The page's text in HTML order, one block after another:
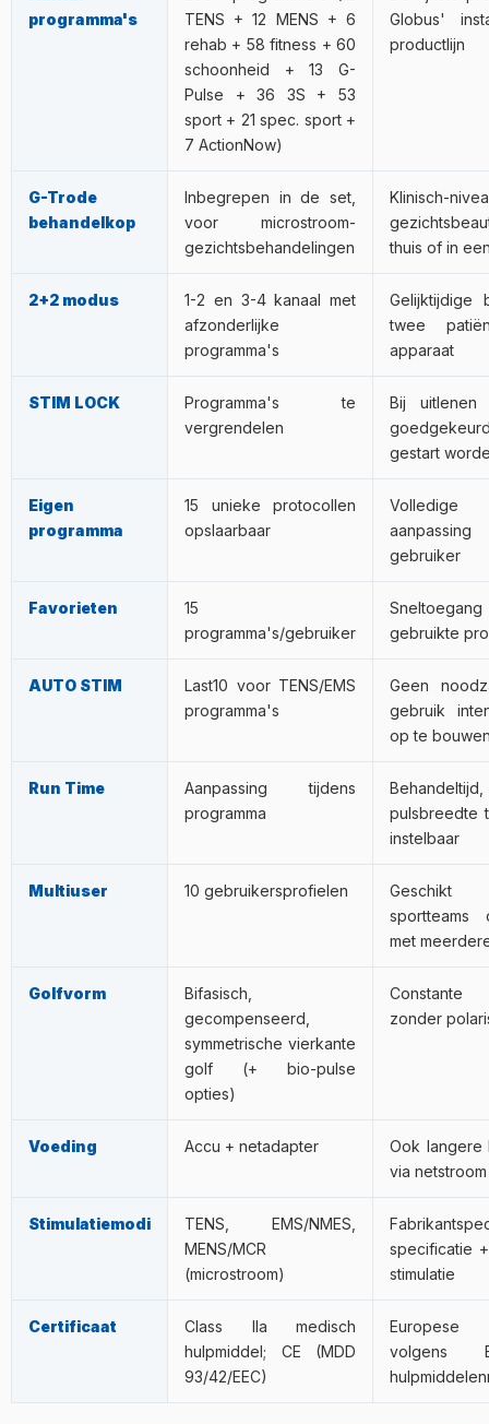
programma's
TENS + 12 MENS + 6
rehab + 58 fitness + 60
schoonheid + 13 G-
Pulse + 36 3S + 53
sport + 21 spec. sport +
7 ActionNow)
Globus'
productlijn
G-Trode
behandelkop
Inbegrepen in de set,
voor microstroom-
gezichtsbehandelingen
Klinisch-
thuis of in
2+2 modus
1-2 en 3-4 kanaal met
afzonderlijke
programma's
Gelijktijdige
twee
apparaat
STIM LOCK
Programma's te
vergrendelen
Bij
gestart
Eigen
programma
15 unieke protocollen
opslaarbaar
gebruiker
Favorieten
15
programma's/gebruiker
gebruikte
AUTO STIM
Last10 voor TENS/EMS
programma's
Geen
gebruik
op te
Run Time
Aanpassing tijdens
programma
pulsbreedte
instelbaar
Multiuser 10 gebruikersprofielen
Geschikt
sportteams
met
Golfvorm
Bifasisch,
gecompenseerd,
symmetrische vierkante
golf (+ bio-pulse
opties)
Constante
zonder
Voeding Accu + netadapter
Ook langere
via
Stimulatiemodi
TENS, EMS/NMES,
MENS/MCR
(microstroom)
specificatie
stimulatie
Certificaat
Class IIa medisch
hulpmiddel; CE (MDD
93/42/EEC)
Europese
volgens